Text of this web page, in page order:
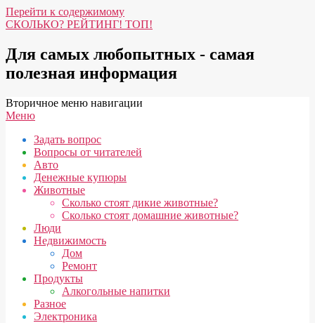
Перейти к содержимому
СКОЛЬКО? РЕЙТИНГ! ТОП!
Для самых любопытных - самая
полезная информация
Вторичное меню навигации
Меню
Задать вопрос
Вопросы от читателей
Авто
Денежные купюры
Животные
Сколько стоят дикие животные?
Сколько стоят домашние животные?
Люди
Недвижимость
Дом
Ремонт
Продукты
Алкогольные напитки
Разное
Электроника